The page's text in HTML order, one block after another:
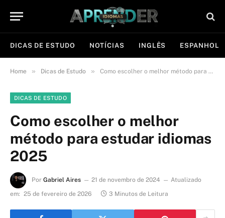
DICAS DE ESTUDO NOTÍCIAS INGLÊS ESPANHOL
Home » Dicas de Estudo » Como escolher o melhor método para estudar idiomas 2025
DICAS DE ESTUDO
Como escolher o melhor
método para estudar idiomas
2025
Por Gabriel Aires 21 de novembro de 2024
Atualizado
em: 25 de fevereiro de 2026 3 Minutos de Leitura